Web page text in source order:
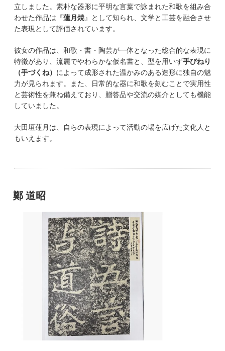
立しました。素朴な器形に平明な言葉で詠まれた和歌を組み合
わせた作品は『蓮月焼』として知られ、文学と工芸を融合させ
た表現として評価されています。
彼女の作品は、和歌・書・陶芸が一体となった総合的な表現に
特徴があり、流麗でやわらかな仮名書と、型を用いず手びねり
（手づくね） によって成形された温かみのある造形に独自の魅
力が見られます。また、日常的な器に和歌を刻むことで実用性
と芸術性を兼ね備えており、贈答品や交流の媒介としても機能
していました。
大田垣蓮月は、自らの表現によって活動の場を広げた文化人と
もいえます。
鄭 道昭